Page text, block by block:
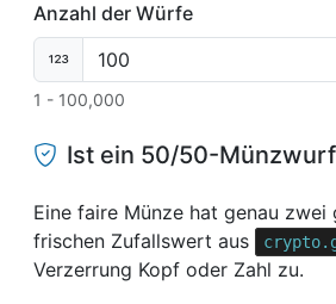
Anzahl der Würfe
1 - 100,000
Ist ein 50/50-
Eine faire Münze hat genau
frischen Zufallswert aus
Verzerrung Kopf oder Zahl zu.